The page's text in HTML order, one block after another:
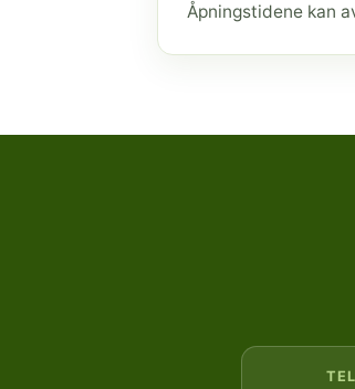
Åpningstidene kan